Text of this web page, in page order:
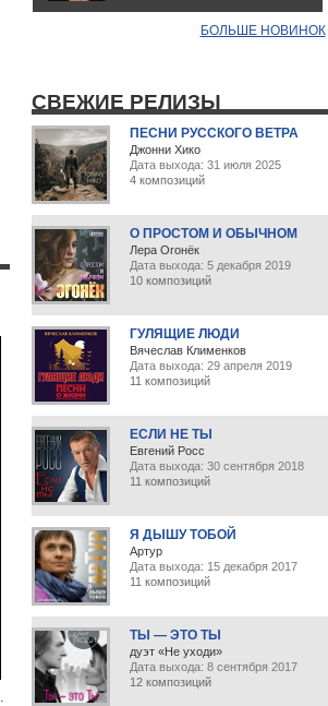
БОЛЬШЕ НОВИНОК
СВЕЖИЕ РЕЛИЗЫ
ПЕСНИ РУССКОГО ВЕТРА
Джонни Хико
Дата выхода: 31 июля 2025
4 композиций
О ПРОСТОМ И ОБЫЧНОМ
Лера Огонёк
Дата выхода: 5 декабря 2019
10 композиций
ГУЛЯЩИЕ ЛЮДИ
Вячеслав Клименков
Дата выхода: 29 апреля 2019
11 композиций
ЕСЛИ НЕ ТЫ
Евгений Росс
Дата выхода: 30 сентября 2018
11 композиций
Я ДЫШУ ТОБОЙ
Артур
Дата выхода: 15 декабря 2017
11 композиций
ТЫ — ЭТО ТЫ
дуэт «Не уходи»
Дата выхода: 8 сентября 2017
12 композиций